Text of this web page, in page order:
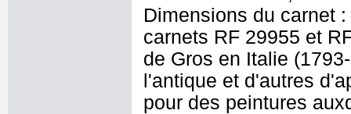
Dimensions du carnet
carnets RF 29955 et
de Gros en Italie
l'antique et d'autres
pour des peintures